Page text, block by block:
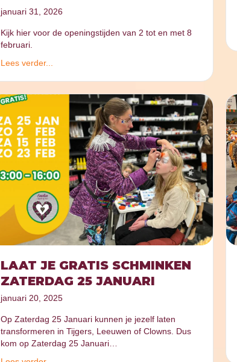
januari 31, 2026
Kijk hier voor de openingstijden van 2 tot en met 8
februari.
Lees verder...
LAAT JE GRATIS SCHMINKEN
ZATERDAG 25 JANUARI
januari 20, 2025
Op Zaterdag 25 Januari kunnen je jezelf laten
transformeren in Tijgers, Leeuwen of Clowns. Dus
kom op Zaterdag 25 Januari…